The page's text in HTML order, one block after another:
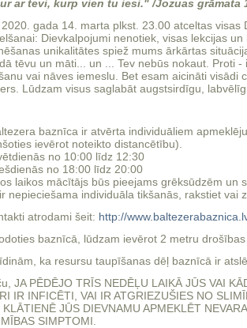
ar tevi, kurp vien tu iesi." /Jozuas grāmata
2020. gada 14. marta plkst. 23.00 atceltas
Dievkalpojumi nenotiek, visas lekcijas
unikalitātes spiež mums ārkārtas
tēvu un māti... un ... Tev nebūs nokaut. Proti
vai nāves iemeslu. Bet esam aicināti
Lūdzam visus saglabāt augstsirdīgu,
baznīca ir atvērta individuāliem
ievērot noteikto distancētību).
no 10:00 līdz 12:30
no 18:00 līdz 20:00
laikos mācītājs būs pieejams grēksūdzēm un
nepieciešama individuāla tikšanās, rakstiet vai
atrodami šeit: http://
baznīcā, lūdzam ievērot 2 metru
ka resursu taupīšanas dēļ baznīcā ir
JA PĒDĒJO TRĪS NEDĒĻU LAIKĀ JŪS VAI
IR INFICĒTI, VAI IR ATGRIEZUŠIES NO
KLĀTIENĒ JŪS DIEVNAMU APMEKLĒT
SIMPTOMI.